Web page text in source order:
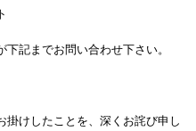
記までお問い合わせ下さい。
掛けしたことを、深くお詫び申し